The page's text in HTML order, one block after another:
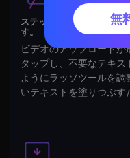
ステップ2：テキスト/ウ
す。
ビデオのアップロードが
タップし、不要なテキ
ようにラッソツールを
いテキストを塗りつぶす
無